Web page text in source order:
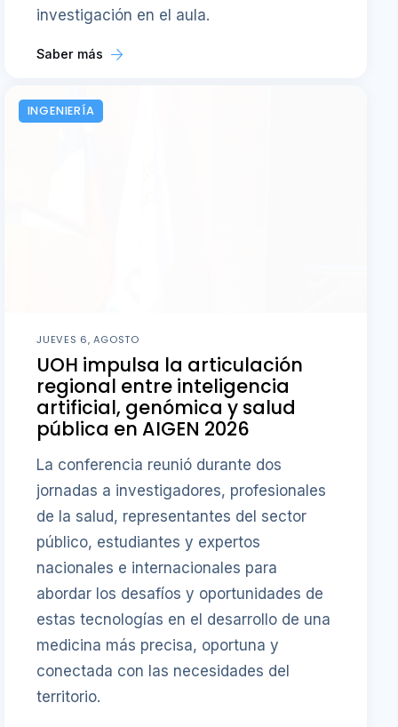
investigación en el aula.
Saber más
INGENIERÍA
JUEVES 6, AGOSTO
UOH impulsa la articulación
regional entre inteligencia
artificial, genómica y salud
pública en AIGEN 2026
La conferencia reunió durante dos
jornadas a investigadores, profesionales
de la salud, representantes del sector
público, estudiantes y expertos
nacionales e internacionales para
abordar los desafíos y oportunidades de
estas tecnologías en el desarrollo de una
medicina más precisa, oportuna y
conectada con las necesidades del
territorio.